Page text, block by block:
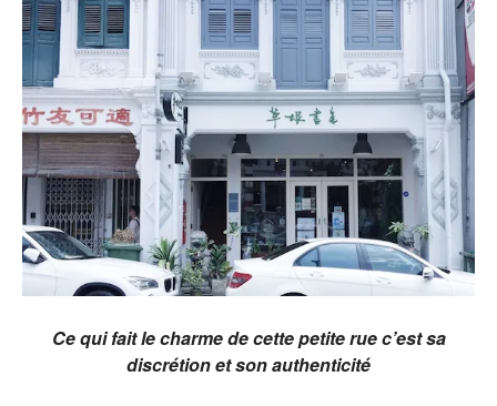
Ce qui fait le charme de cette petite rue c’est sa
discrétion et son authenticité